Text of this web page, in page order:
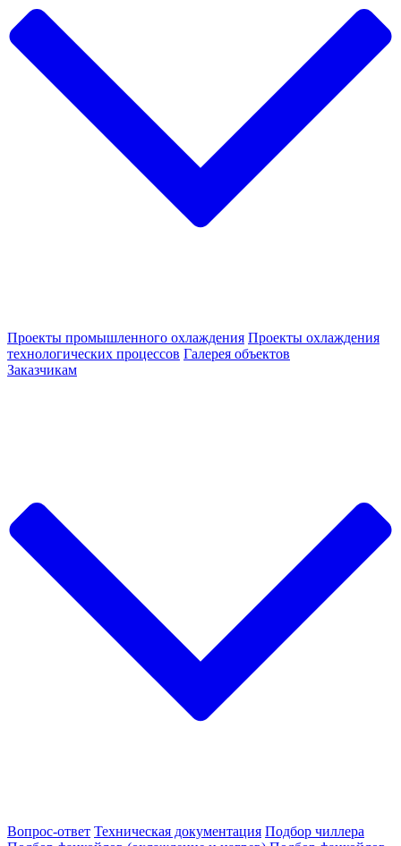
Проекты промышленного охлаждения Проекты охлаждения
технологических процессов Галерея объектов
Заказчикам
Вопрос-ответ Техническая документация Подбор чиллера